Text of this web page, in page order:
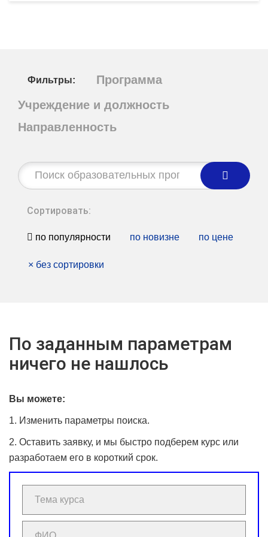
Фильтры:
Программа
Учреждение и должность
Направленность
Строка
поиска:
Сортировать:
по популярности по новизне по цене
× без сортировки
По заданным параметрам
ничего не нашлось
Вы можете:
1. Изменить параметры поиска.
2. Оставить заявку, и мы быстро подберем курс или
разработаем его в короткий срок.